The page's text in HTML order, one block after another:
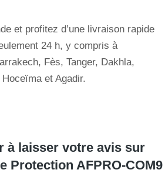
et profitez d’une livraison rapide
24 h, y compris à
Fès, Tanger, Dakhla,
et Agadir.
à laisser votre avis sur
Protection AFPRO-COM9